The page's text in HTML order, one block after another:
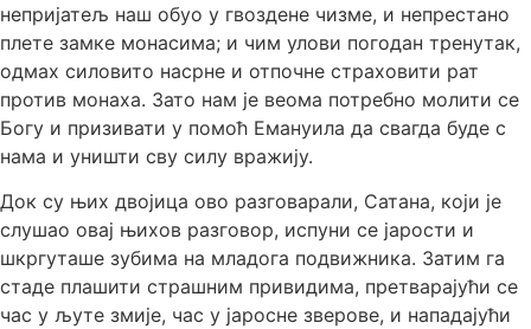
непријатељ наш обуо у гвоздене чизме, и непрестано
плете замке монасима; и чим улови погодан тренутак,
одмах силовито насрне и отпочне страховити рат
против монаха. Зато нам је веома потребно молити се
Богу и призивати у помоћ Емануила да свагда буде с
нама и уништи сву силу вражију.
Док су њих двојица ово разговарали, Сатана, који је
слушао овај њихов разговор, испуни се јарости и
шкргуташе зубима на младога подвижника. Затим га
стаде плашити страшним привидима, претварајући се
час у љуте змије, час у јаросне зверове, и нападајући